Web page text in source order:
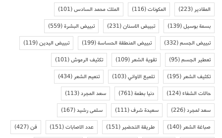
المقادير(223) المكونات(116) الملك محمد السادس(101)
بسمة بوسيل(139) تبييض الاسنان(231) تبييض البشرة(559)
تبييض الجسم(332) تبييض المنطقة الحساسة(199) تبييض اليدين(119)
تعطير الجسم(95) تقوية الشعر(109) تكثيف الرموش(101)
تكثيف الشعر(195) تلميع الاواني(103) تنعيم الشعر(434)
حالات الشفاء(124) دنيا بطمة(761) سعد المجرد(113)
سعد لمجرد(226) سعيدة شرف(111) سلمى رشيد(167)
صباغة الشعر(140) طريقة التحضير(151) عدد الاصابات(151) فن(427)